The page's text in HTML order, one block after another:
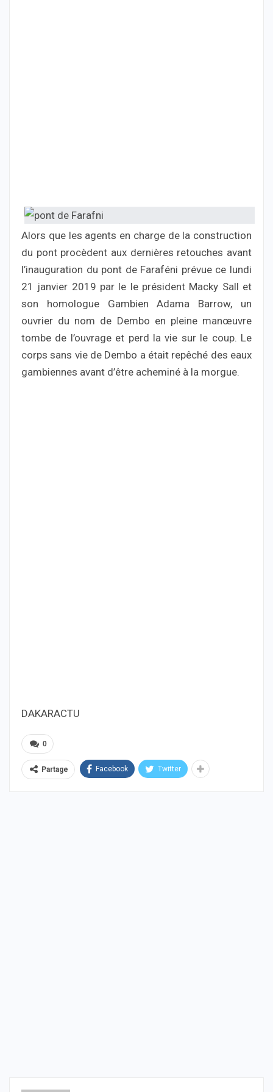
Alors que les agents en charge de la construction
du pont procèdent aux dernières retouches avant
l’inauguration du pont de Faraféni prévue ce lundi
21 janvier 2019 par le le président Macky Sall et
son homologue Gambien Adama Barrow, un
ouvrier du nom de Dembo en pleine manœuvre
tombe de l’ouvrage et perd la vie sur le coup. Le
corps sans vie de Dembo a était repêché des eaux
gambiennes avant d’être acheminé à la morgue.
DAKARACTU
0
Partage Facebook Twitter